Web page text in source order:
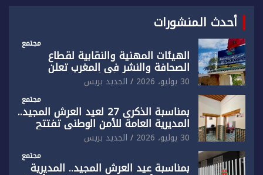
أحدث المنشورات
مجتمع
الهيئات المهنية والنقابية لقطاع
الصحافة والنشر في المغرب تعلن
رفضها القاطع لـ”أي أجندة انتخابية
مُعدة على مقاس سياسي ومصلحي
ضيق”
30 يوليو، 2026 الجديد بريس
مجتمع
بمناسبة الذكرى 27 لعيد العرش المجيد..
المديرية العامة للأمن الوطني تفتتح
المقر الجديد لفرقة الشرطة السياحية
بفاس
30 يوليو، 2026 الجديد بريس
مجتمع
بمناسبة عيد العرش المجيد.. المديرية